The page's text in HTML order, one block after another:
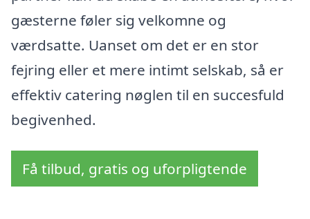
gæsterne føler sig velkomne og
værdsatte. Uanset om det er en stor
fejring eller et mere intimt selskab, så er
effektiv catering nøglen til en succesfuld
begivenhed.
Få tilbud, gratis og uforpligtende